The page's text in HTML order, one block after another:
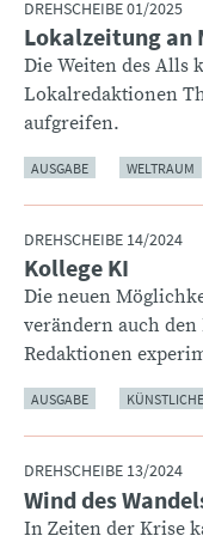
DREHSCHEIBE 01/2025
:Lokalzeitung an
Die Weiten des Alls
Lokalredaktionen
aufgreifen.
AUSGABE WELTRAUM
DREHSCHEIBE 14/2024
:Kollege KI
Die neuen
verändern auch
Redaktionen
AUSGABE
DREHSCHEIBE 13/2024
:Wind des
In Zeiten der Krise